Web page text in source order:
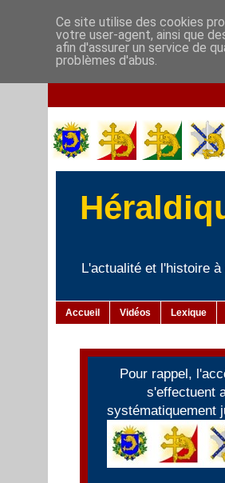
L'actualité et l'histoire
Accueil Vidéos Lexique
Pour rappel,
s'effectuent
systématiquement
Ce site utilise des cookies
votre user-agent, ainsi que
afin d'assurer un service de
problèmes d'abus.